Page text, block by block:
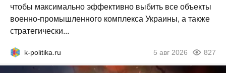
чтобы максимально эффективно выбить все объекты
военно-промышленного комплекса Украины, а также
стратегически...
k-politika.ru 5 авг 2026 827